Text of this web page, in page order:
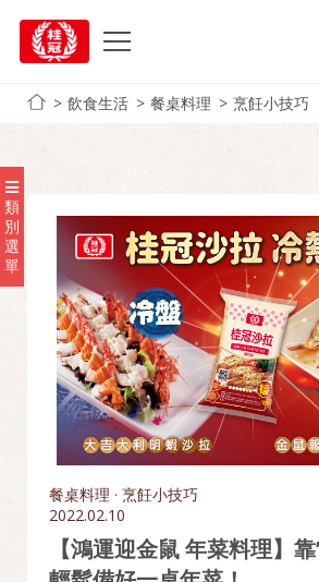
飲食生活 餐桌料理 烹飪小技巧
類
別
選
單
餐桌料理 · 烹飪小技巧
2022.02.10
【鴻運迎金鼠 年菜料理】